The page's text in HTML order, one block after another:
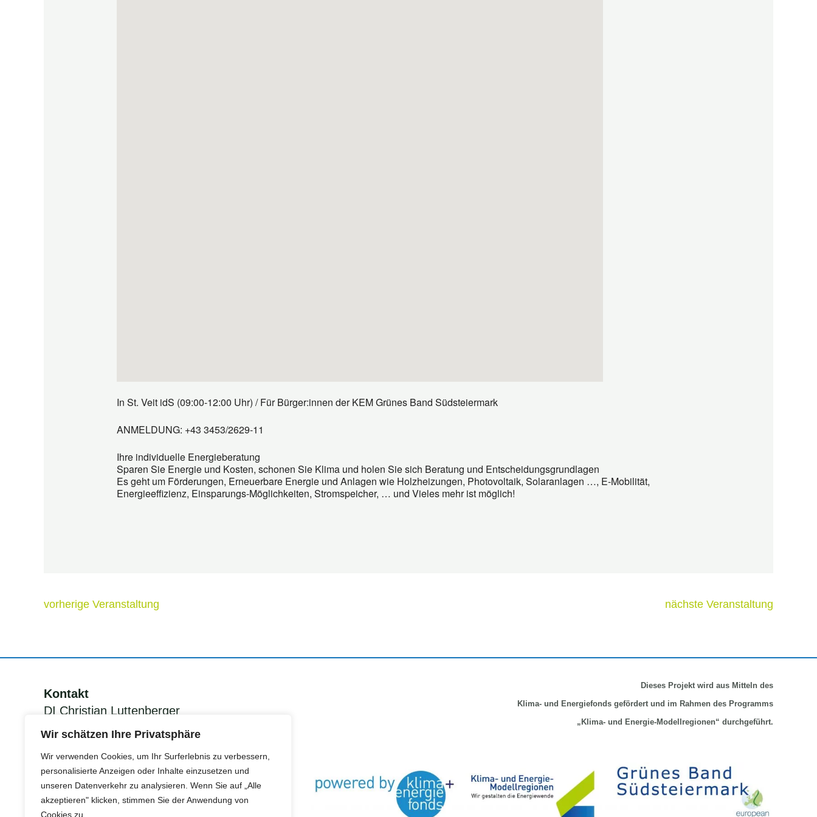
Wir schätzen Ihre Privatsphäre
Wir verwenden Cookies, um Ihr Surferlebnis zu verbessern,
personalisierte Anzeigen oder Inhalte einzusetzen und
unseren Datenverkehr zu analysieren. Wenn Sie auf „Alle
akzeptieren" klicken, stimmen Sie der Anwendung von
Cookies zu.
In St. Veit idS (09:00-12:00 Uhr) / Für Bürger:innen der KEM Grünes Band Südsteiermark
ANMELDUNG: +43 3453/2629-11
Ihre individuelle Energieberatung
Sparen Sie Energie und Kosten, schonen Sie Klima und holen Sie sich Beratung und Entscheidungsgrundlagen
Es geht um Förderungen, Erneuerbare Energie und Anlagen wie Holzheizungen, Photovoltaik, Solaranlagen …, E-Mobilität,
Energieeffizienz, Einsparungs-Möglichkeiten, Stromspeicher, … und Vieles mehr ist möglich!
vorherige Veranstaltung nächste Veranstaltung
Kontakt
DI Christian Luttenberger
KEM Manager Grünes Band
+43 (0)676 78400 86
Mail:christian.luttenberger@erom.at
Dieses Projekt wird aus Mitteln des
Klima- und Energiefonds gefördert und im Rahmen des Programms
„Klima- und Energie-Modellregionen“ durchgeführt.